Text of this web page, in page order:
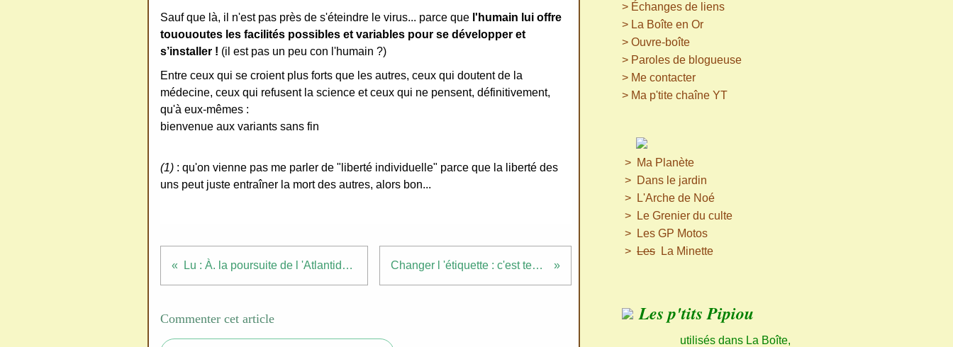
Sauf que là, il n'est pas près de s'éteindre le virus... parce que l'humain lui offre
touououtes les facilités possibles et variables pour se développer et
s’installer ! (il est pas un peu con l'humain ?)
Entre ceux qui se croient plus forts que les autres, ceux qui doutent de la
médecine, ceux qui refusent la science et ceux qui ne pensent, définitivement,
qu'à eux-mêmes :
bienvenue aux variants sans fin
(1) : qu'on vienne pas me parler de "liberté individuelle" parce que la liberté des
uns peut juste entraîner la mort des autres, alors bon...
Lu : À. la poursuite de l 'Atlantide (T1) Changer l 'étiquette : c'est tentant !
Commenter cet article
> Échanges de liens
> La Boîte en Or
> Ouvre-boîte
> Paroles de blogueuse
> Me contacter
> Ma p'tite chaîne YT
> Ma Planète
> Dans le jardin
>
L'Arche de Noé
>
Le Grenier du culte
>
Les GP Motos
> Les La Minette
Les p'tits Pipiou
utilisés dans La Boîte,